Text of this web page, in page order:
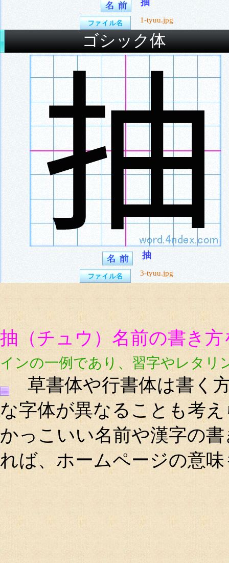
抽
1-tyuu.jpg
ゴシック体
抽
3-tyuu.jpg
抽（チュウ）名前の書き
インの一例であり、習字やレタリ
草書体や行書体は書く
な字体が異なることも考
かっこいい名前や漢字の
れば、ホームページの意